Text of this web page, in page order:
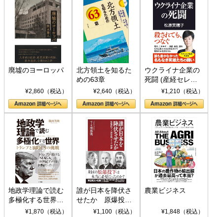
廃墟のヨーロッパ
¥2,860（税込）
北方領土を知るた
めの63章
¥2,640（税込）
ウクライナ企業の
死闘 (産経セレク
ト S 039)¥1,210（税込）
地政学理論で読む
多極化する世界：
トランプとBRICS
¥1,870（税込）
誰が日本を降伏さ
せたか 原爆投
下、ソ連参戦、そ
¥1,100（税込）
農業ビジネス
¥1,848（税込）